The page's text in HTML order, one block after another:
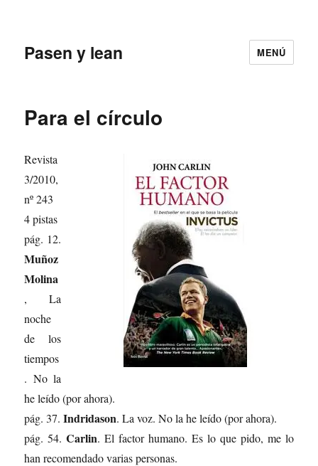
Pasen y lean MENÚ
Para el círculo
Revista
3/2010,
nº 243
4 pistas
pág. 12.
Muñoz
Molina
, La
noche
de los
tiempos
. No la
he leído (por ahora).
pág. 37.Indridason. La voz. No la he leído (por ahora).
pág. 54.Carlin. El factor humano. Es lo que pido, me lo
han recomendado varias personas.